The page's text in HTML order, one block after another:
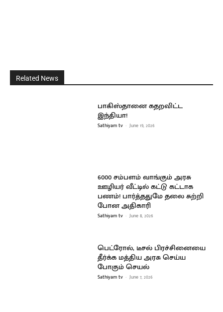
Related News
பாகிஸ்தானை கதறவிட்ட
இந்தியா!
Sathiyam tv - June 19, 2026
6000 சம்பளம் வாங்கும் அரசு
ஊழியர் வீட்டில் கட்டு கட்டாக
பணம்! பார்த்ததுமே தலை சுற்றி
போன அதிகாரி
Sathiyam tv - June 8, 2026
பெட்ரோல், டீசல் பிரச்சினையை
தீர்க்க மத்திய அரசு செய்ய
போகும் செயல்
Sathiyam tv - June 7, 2026